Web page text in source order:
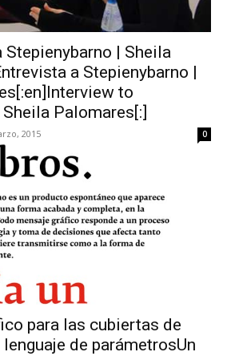
Stepienybarno | Sheila
a Stepienybarno |
to
Palomares[:]
2015 0
para las cubiertas de
de parámetrosUn